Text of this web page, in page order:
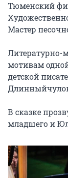
Тюменский
Мастер
Литературно-
мотивам
детской
В сказке
младшего и